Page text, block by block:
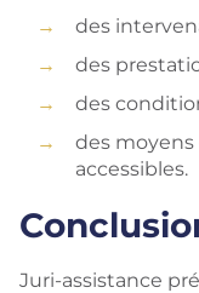
des
des
des
des
accessibles.
Juri-assistance